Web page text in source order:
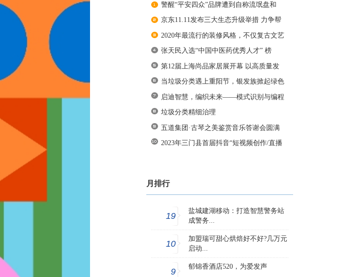
警醒“平安四众”品牌遭到自称流氓盘和
京东11.11发布三大生态升级举措 力争帮
2020年最流行的装修风格，不仅复古文艺
张天民入选“中国中医药优秀人才” 榜
第12届上海尚品家居展开幕 以高质量发
当垃圾分类遇上重阳节，银发族掀起绿色
启迪智慧，编织未来——模式识别与编程
垃圾分类精细治理
五道集团·古琴之美鉴赏音乐答谢会圆满
2023年三门县首届抖音“短视频创作/直播
月排行
19
盐城建湖移动：打造智慧警务站
成警务...
10
加盟瑞可甜心烘焙好不好?几万元
启动...
9
郁锦香酒店520，为爱发声